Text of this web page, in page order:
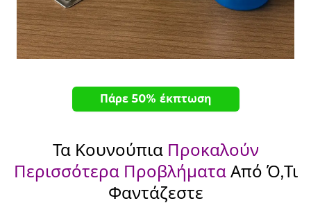
Πάρε 50% έκπτωση
Τα Κουνούπια Προκαλούν
Περισσότερα ΠροβλήματαΑπό Ό,τι
Φαντάζεστε